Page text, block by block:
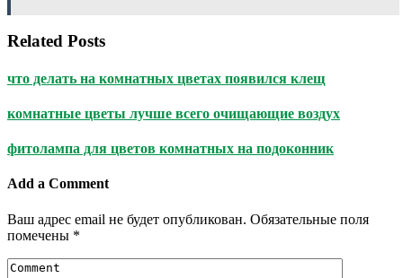
Related Posts
что делать на комнатных цветах появился клещ
комнатные цветы лучше всего очищающие воздух
фитолампа для цветов комнатных на подоконник
Add a Comment
Ваш адрес email не будет опубликован. Обязательные поля
помечены *